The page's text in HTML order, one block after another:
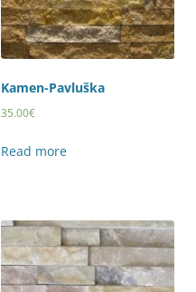
Kamen-Pavluška
35.00€
Read more